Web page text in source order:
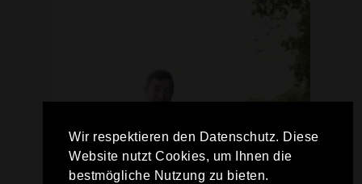
Wir respektieren den Datenschutz. Diese
Website nutzt Cookies, um Ihnen die
bestmögliche Nutzung zu bieten.